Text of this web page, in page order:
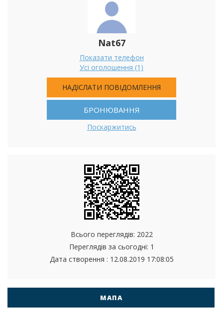
Nat67
Показати телефон
Усі оголошення (1)
НАДІСЛАТИ ПОВІДОМЛЕННЯ
БРОНЮВАННЯ
Поскаржитись
Всього переглядів: 2022
Переглядів за сьогодні: 1
Дата створення : 12.08.2019 17:08:05
МАПА